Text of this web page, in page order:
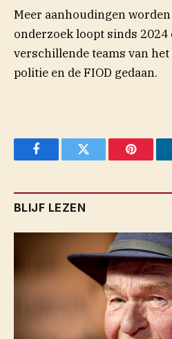
Meer aanhoudingen
onderzoek loopt sinds
verschillende teams van
politie en de FIOD gedaan.
FacebookTwitter
BLIJF LEZEN